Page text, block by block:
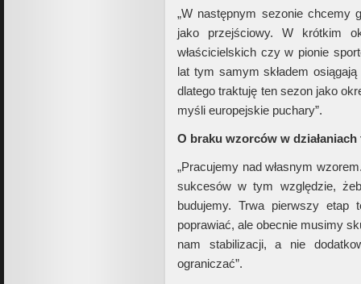
„W następnym sezonie chcemy
jako przejściowy. W krótkim
właścicielskich czy w pionie
lat tym samym składem
dlatego traktuję ten sezon jako
myśli europejskie puchary”.
O braku wzorców w
„Pracujemy nad własnym
sukcesów w tym względzie,
budujemy. Trwa pierwszy etap
poprawiać, ale obecnie musimy
nam stabilizacji, a nie
ograniczać”.